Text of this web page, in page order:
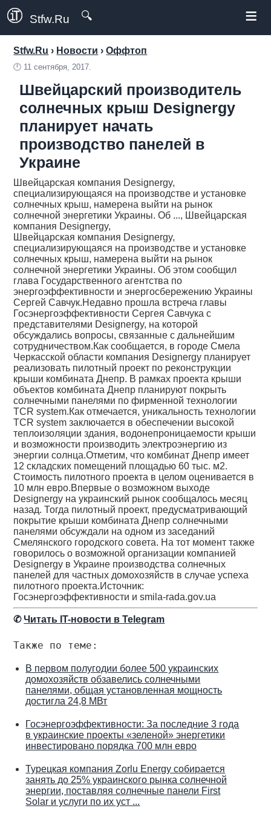
Stfw.Ru 🔍 ≡
Stfw.Ru › Новости ›Оффтоп
🕛 11 сентября, 2017.
Швейцарский производитель
солнечных крыш Designergy
планирует начать
производство панелей в
Украине
Швейцарская компания Designergy,
специализирующаяся на производстве и установке
солнечных крыш, намерена выйти на рынок
солнечной энергетики Украины. Об ..., Швейцарская
компания Designergy,
Швейцарская компания Designergy,
специализирующаяся на производстве и установке
солнечных крыш, намерена выйти на рынок
солнечной энергетики Украины. Об этом сообщил
глава Государственного агентства по
энергоэффективности и энергосбережению Украины
Сергей Савчук.Недавно прошла встреча главы
Госэнергоэффективности Сергея Савчука с
представителями Designergy, на которой
обсуждались вопросы, связанные с дальнейшим
сотрудничеством.Как сообщается, в городе Смела
Черкасской области компания Designergy планирует
реализовать пилотный проект по реконструкции
крыши комбината Днепр. В рамках проекта крыши
объектов комбината Днепр планируют покрыть
солнечными панелями по фирменной технологии
TCR system.Как отмечается, уникальность технологии
TCR system заключается в обеспечении высокой
теплоизоляции здания, водонепроницаемости крыши
и возможности производить электроэнергию из
энергии солнца.Отметим, что комбинат Днепр имеет
12 складских помещений площадью 60 тыс. м2.
Стоимость пилотного проекта в целом оценивается в
10 млн евро.Впервые о возможном выходе
Designergy на украинский рынок сообщалось месяц
назад. Тогда пилотный проект, предусматривающий
покрытие крыши комбината Днепр солнечными
панелями обсуждали на одном из заседаний
Смелянского городского совета. На тот момент также
говорилось о возможной организации компанией
Designergy в Украине производства солнечных
панелей для частных домохозяйств в случае успеха
пилотного проекта.Источник:
Госэнергоэффективности и smila-rada.gov.ua
✆Читать IT-новости в Telegram
Также по теме:
В первом полугодии более 500 украинских
домохозяйств обзавелись солнечными
панелями, общая установленная мощность
достигла 24,8 МВт
Госэнергоэффективности: За последние 3 года
в украинские проекты «зеленой» энергетики
инвестировано порядка 700 млн евро
Турецкая компания Zorlu Energy собирается
занять до 25% украинского рынка солнечной
энергии, поставляя солнечные панели First
Solar и услуги по их уст ...